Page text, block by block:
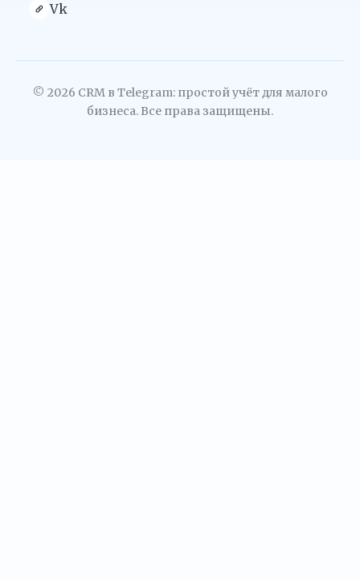
Vk
© 2026 CRM в Telegram: простой учёт для малого
бизнеса. Все права защищены.